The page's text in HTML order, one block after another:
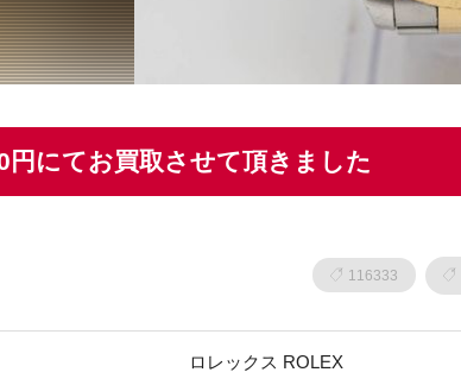
円にてお買取させて頂きました
116333
ロレックス ROLEX